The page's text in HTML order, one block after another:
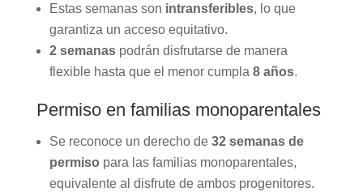
Estas semanas son intransferibles, lo que
garantiza un acceso equitativo.
2 semanaspodrán disfrutarse de manera
flexible hasta que el menor cumpla 8 años.
Permiso en familias monoparentales
Se reconoce un derecho de 32 semanas de
permiso para las familias monoparentales,
equivalente al disfrute de ambos progenitores.